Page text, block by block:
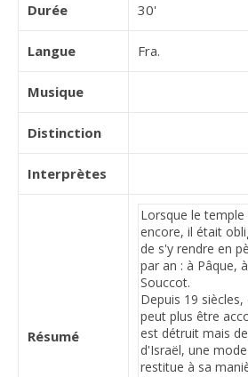
Durée 30'
Langue Fra.
Musique
Distinction
Interprètes
Résumé